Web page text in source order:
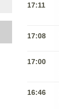
17:11
17:08
17:00
16:46